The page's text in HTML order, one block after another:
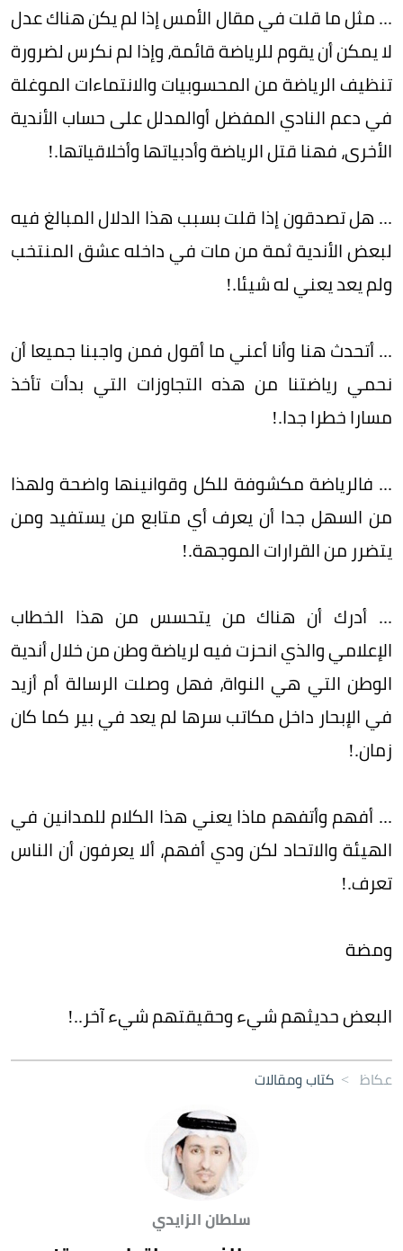
... مثل ما قلت في مقال الأمس إذا لم يكن هناك عدل
لا يمكن أن يقوم للرياضة قائمة، وإذا لم نكرس لضرورة
تنظيف الرياضة من المحسوبيات والانتماءات الموغلة
في دعم النادي المفضل أوالمدلل على حساب الأندية
الأخرى، فهنا قتل الرياضة وأدبياتها وأخلاقياتها.!
... هل تصدقون إذا قلت بسبب هذا الدلال المبالغ فيه
لبعض الأندية ثمة من مات في داخله عشق المنتخب
ولم يعد يعني له شيئا.!
... أتحدث هنا وأنا أعني ما أقول فمن واجبنا جميعا أن
نحمي رياضتنا من هذه التجاوزات التي بدأت تأخذ
مسارا خطرا جدا.!
... فالرياضة مكشوفة للكل وقوانينها واضحة ولهذا
من السهل جدا أن يعرف أي متابع من يستفيد ومن
يتضرر من القرارات الموجهة.!
... أدرك أن هناك من يتحسس من هذا الخطاب
الإعلامي والذي انحزت فيه لرياضة وطن من خلال أندية
الوطن التي هي النواة، فهل وصلت الرسالة أم أزيد
في الإبحار داخل مكاتب سرها لم يعد في بير كما كان
زمان.!
... أفهم وأتفهم ماذا يعني هذا الكلام للمدانين في
الهيئة والاتحاد لكن ودي أفهم، ألا يعرفون أن الناس
تعرف.!
ومضة
البعض حديثهم شيء وحقيقتهم شيء آخر..!
عكاظ > كتاب ومقالات
سلطان الزايدي